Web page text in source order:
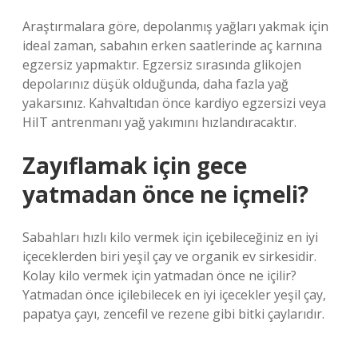
Araştırmalara göre, depolanmış yağları yakmak için
ideal zaman, sabahın erken saatlerinde aç karnına
egzersiz yapmaktır. Egzersiz sırasında glikojen
depolarınız düşük olduğunda, daha fazla yağ
yakarsınız. Kahvaltıdan önce kardiyo egzersizi veya
HiIT antrenmanı yağ yakımını hızlandıracaktır.
Zayıflamak için gece
yatmadan önce ne içmeli?
Sabahları hızlı kilo vermek için içebileceğiniz en iyi
içeceklerden biri yeşil çay ve organik ev sirkesidir.
Kolay kilo vermek için yatmadan önce ne içilir?
Yatmadan önce içilebilecek en iyi içecekler yeşil çay,
papatya çayı, zencefil ve rezene gibi bitki çaylarıdır.